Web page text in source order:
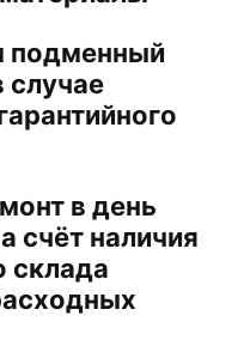
подменный
случае
в день
счёт наличия
склада